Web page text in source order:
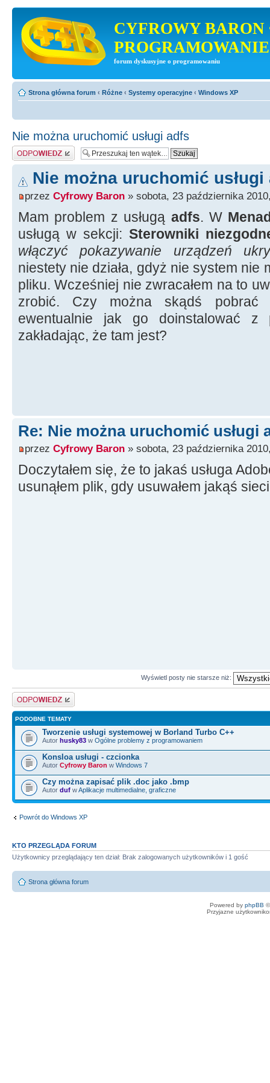
CYFROWY BARON
PROGRAMOWANIE
forum dyskusyjne o programowaniu
Strona główna forum ‹ Różne ‹ Systemy operacyjne ‹ Windows XP
Nie można uruchomić usługi adfs
Odpowiedz
Nie można uruchomić usługi
przez Cyfrowy Baron » sobota, 23 października
Mam problem z usługą adfs. W
usługą w sekcji: Sterowniki
włączyć pokazywanie urządzeń
niestety nie działa, gdyż nie system nie
pliku. Wcześniej nie zwracałem na to
zrobić. Czy można skądś pobrać
ewentualnie jak go doinstalować z
zakładając, że tam jest?
Re: Nie można uruchomić usługi
przez Cyfrowy Baron » sobota, 23 października
Doczytałem się, że to jakaś usługa
usunąłem plik, gdy usuwałem jakąś
Wyświetl posty nie starsze niż:
Odpowiedz
PODOBNE TEMATY
Tworzenie usługi systemowej w Borland Turbo C++
Autor husky83 w Ogólne problemy z programowaniem
Konsloa usługi - czcionka
Autor Cyfrowy Baron w Windows 7
Czy można zapisać plik .doc jako .bmp
Autor duf wAplikacje multimedialne, graficzne
Powrót do Windows XP
KTO PRZEGLĄDA FORUM
Użytkownicy przeglądający ten dział: Brak zalogowanych użytkowników i 1 gość
Strona główna forum
Powered by phpBB
Przyjazne